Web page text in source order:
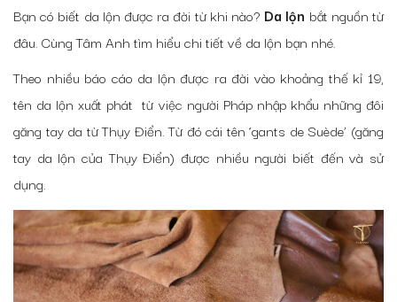
Bạn có biết da lộn được ra đời từ khi nào? Da lộn bắt nguồn từ
đâu. Cùng Tâm Anh tìm hiểu chi tiết về da lộn bạn nhé.
Theo nhiều báo cáo da lộn được ra đời vào khoảng thế kỉ 19,
tên da lộn xuất phát từ việc người Pháp nhập khẩu những đôi
găng tay da từ Thụy Điển. Từ đó cái tên ‘gants de Suède’ (găng
tay da lộn của Thụy Điển) được nhiều người biết đến và sử
dụng.